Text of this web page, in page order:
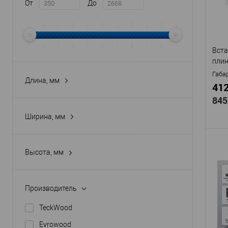
От До
Длина, мм
Ширина, мм
Высота, мм
Производитель
TeckWood
Evrowood
с
К-